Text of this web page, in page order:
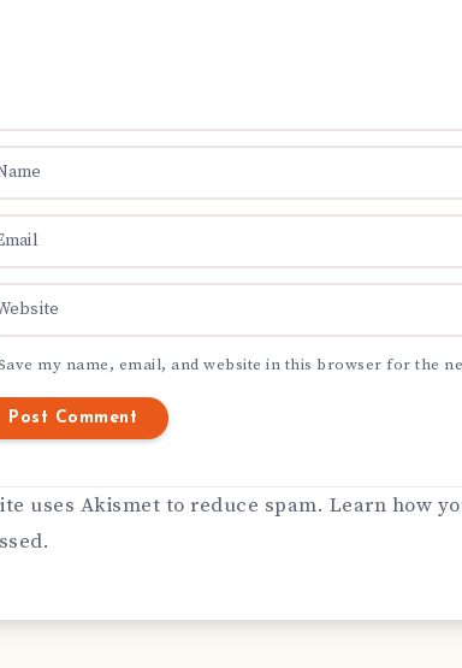
my name, email, and website in this browser for the
uses Akismet to reduce spam. Learn how